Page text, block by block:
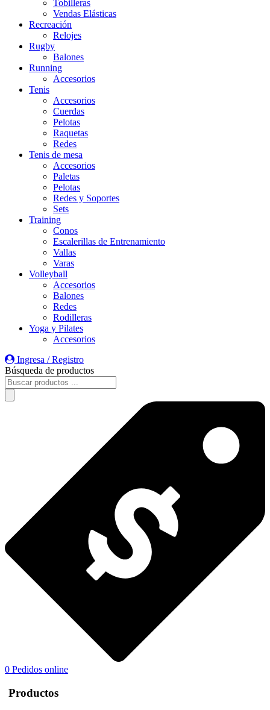
Tobilleras
Vendas Elásticas
Recreación
Relojes
Rugby
Balones
Running
Accesorios
Tenis
Accesorios
Cuerdas
Pelotas
Raquetas
Redes
Tenis de mesa
Accesorios
Paletas
Pelotas
Redes y Soportes
Sets
Training
Conos
Escalerillas de Entrenamiento
Vallas
Varas
Volleyball
Accesorios
Balones
Redes
Rodilleras
Yoga y Pilates
Accesorios
Ingresa / Registro
Búsqueda de productos
0 Pedidos online
Productos